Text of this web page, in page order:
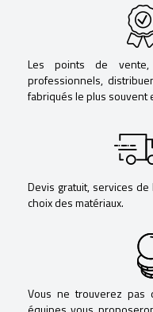
Les points de vente,
professionnels,
fabriqués le plus souvent
Devis gratuit, services
choix des matériaux.
Vous ne trouverez pas